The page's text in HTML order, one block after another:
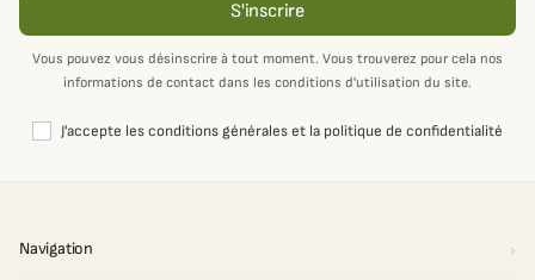
S'inscrire
Vous pouvez vous désinscrire à tout moment. Vous trouverez pour cela nos
informations de contact dans les conditions d'utilisation du site.
J'accepte les conditions générales et la politique de confidentialité
Navigation